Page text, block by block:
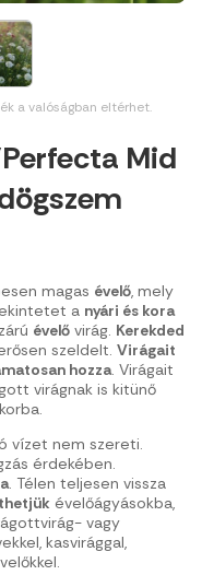
a valóságban eltérhet.
Mid
magas évelő, mely
a nyári és kora
évelő virág. Kerekded
szeldelt. Virágait
hozza. Virágait
virágnak is kitünő
vízet nem szereti.
érdekében.
. Télen teljesen vissza
évelőágyásokba,
vagy
kasvirággal,